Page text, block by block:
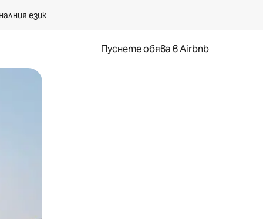
език
Пуснете обява в Airbnb